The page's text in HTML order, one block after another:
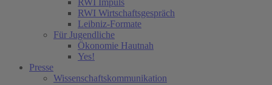
RWI Impuls
RWI Wirtschaftsgespräch
Leibniz-Formate
Für Jugendliche
Ökonomie Hautnah
Yes!
Presse
Wissenschaftskommunikation